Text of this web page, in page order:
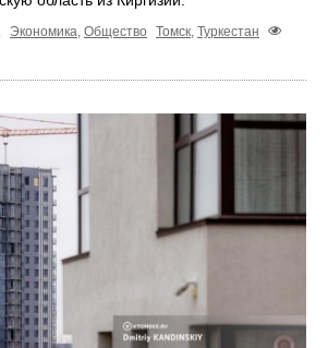
. Экономика, Общество Томск, Туркестан